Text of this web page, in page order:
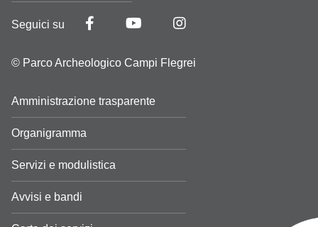
Seguici su
© Parco Archeologico Campi Flegrei
Amministrazione trasparente
Organigramma
Servizi e modulistica
Avvisi e bandi